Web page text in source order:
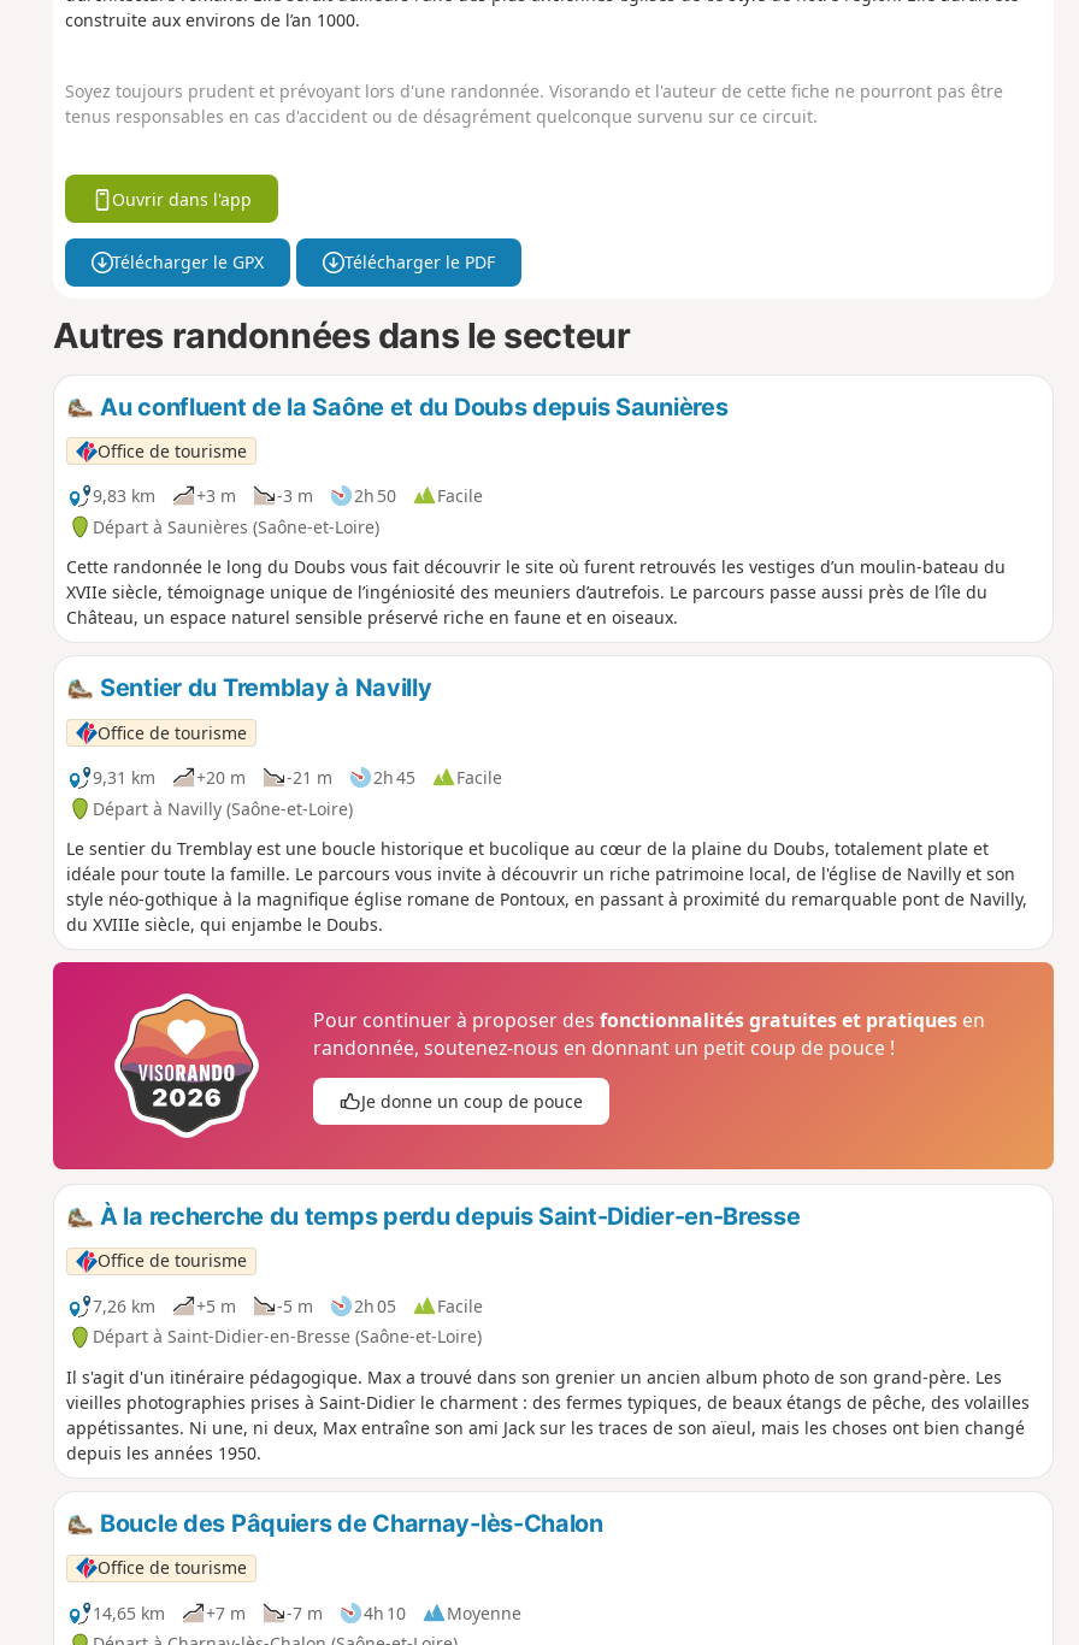
construite aux environs de l’an 1000.
Soyez toujours prudent et prévoyant lors d'une randonnée. Visorando et l'auteur de cette fiche ne pourront pas être
tenus responsables en cas d'accident ou de désagrément quelconque survenu sur ce circuit.
Ouvrir dans l'app
Télécharger le GPX Télécharger le PDF
Autres randonnées dans le secteur
Au confluent de la Saône et du Doubs depuis Saunières
Office de tourisme
9,83 km
+3 m -3 m 2h 50
Facile
Départ à Saunières (Saône-et-Loire)
Cette randonnée le long du Doubs vous fait découvrir le site où furent retrouvés les vestiges d’un moulin-bateau du
XVIIe siècle, témoignage unique de l’ingéniosité des meuniers d’autrefois. Le parcours passe aussi près de l’île du
Château, un espace naturel sensible préservé riche en faune et en oiseaux.
Sentier du Tremblay à Navilly
Office de tourisme
9,31 km
+20 m -21 m 2h 45
Facile
Départ à Navilly (Saône-et-Loire)
Le sentier du Tremblay est une boucle historique et bucolique au cœur de la plaine du Doubs, totalement plate et
idéale pour toute la famille. Le parcours vous invite à découvrir un riche patrimoine local, de l'église de Navilly et son
style néo-gothique à la magnifique église romane de Pontoux, en passant à proximité du remarquable pont de Navilly,
du XVIIIe siècle, qui enjambe le Doubs.
Pour continuer à proposer desfonctionnalités gratuites et pratiques en
randonnée, soutenez-nous en donnant un petit coup de pouce !
Je donne un coup de pouce
À la recherche du temps perdu depuis Saint-Didier-en-Bresse
Office de tourisme
7,26 km
+5 m -5 m 2h 05
Facile
Départ à Saint-Didier-en-Bresse (Saône-et-Loire)
Il s'agit d'un itinéraire pédagogique. Max a trouvé dans son grenier un ancien album photo de son grand-père. Les
vieilles photographies prises à Saint-Didier le charment : des fermes typiques, de beaux étangs de pêche, des volailles
appétissantes. Ni une, ni deux, Max entraîne son ami Jack sur les traces de son aïeul, mais les choses ont bien changé
depuis les années 1950.
Boucle des Pâquiers de Charnay-lès-Chalon
Office de tourisme
14,65 km
+7 m -7 m 4h 10
Moyenne